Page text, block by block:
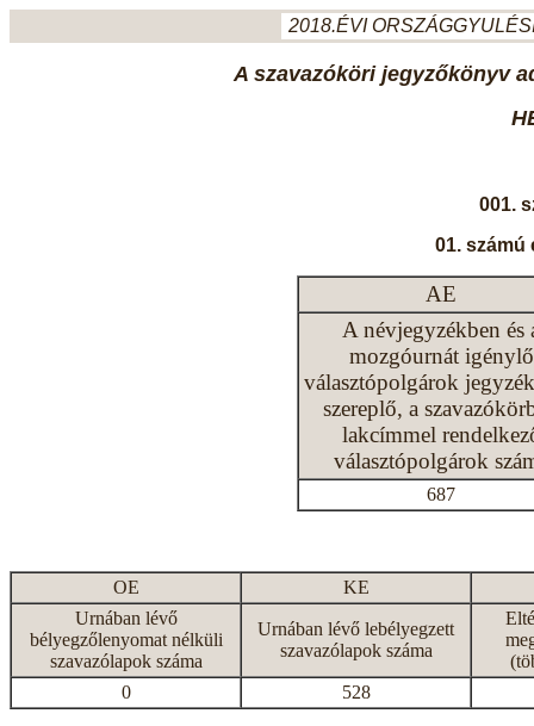
2018.ÉVI
A szavazóköri jegyzőkönyv
001.
01. számú
AE
A névjegyzékben és
mozgóurnát igénylő
választópolgárok
szereplő, a
lakcímmel
választópolgárok
687
OE
KE
Urnában lévő
bélyegzőlenyomat nélküli
szavazólapok száma
Urnában lévő lebélyegzett
szavazólapok száma
0
528